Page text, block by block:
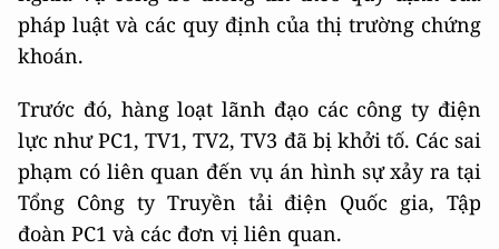
pháp luật và các quy định của thị trường chứng
khoán.
Trước đó, hàng loạt lãnh đạo các công ty điện
lực như PC1, TV1, TV2, TV3 đã bị khởi tố. Các sai
phạm có liên quan đến vụ án hình sự xảy ra tại
Tổng Công ty Truyền tải điện Quốc gia, Tập
đoàn PC1 và các đơn vị liên quan.